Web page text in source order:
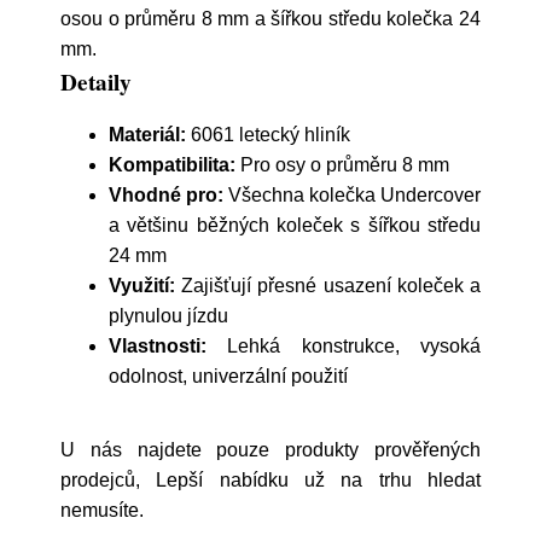
osou o průměru 8 mm a šířkou středu kolečka 24
mm.
Detaily
Materiál: 6061 letecký hliník
Kompatibilita: Pro osy o průměru 8 mm
Vhodné pro: Všechna kolečka Undercover
a většinu běžných koleček s šířkou středu
24 mm
Využití: Zajišťují přesné usazení koleček a
plynulou jízdu
Vlastnosti: Lehká konstrukce, vysoká
odolnost, univerzální použití
U nás najdete pouze produkty prověřených
prodejců, Lepší nabídku už na trhu hledat
nemusíte.